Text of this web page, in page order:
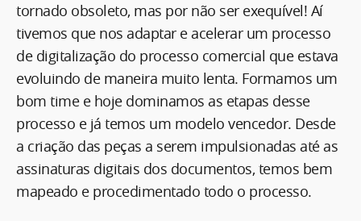
tornado obsoleto, mas por não ser exequível! Aí
tivemos que nos adaptar e acelerar um processo
de digitalização do processo comercial que estava
evoluindo de maneira muito lenta. Formamos um
bom time e hoje dominamos as etapas desse
processo e já temos um modelo vencedor. Desde
a criação das peças a serem impulsionadas até as
assinaturas digitais dos documentos, temos bem
mapeado e procedimentado todo o processo.